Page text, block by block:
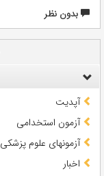
بدون نظر
آپدیت
آزمون استخدامی
آزمونهای علوم پزشکی
اخبار